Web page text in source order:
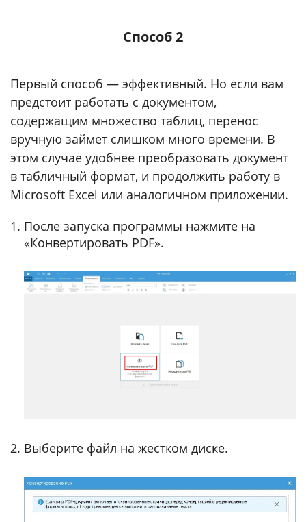
Способ 2
Первый способ — эффективный. Но если вам
предстоит работать с документом,
содержащим множество таблиц, перенос
вручную займет слишком много времени. В
этом случае удобнее преобразовать документ
в табличный формат, и продолжить работу в
Microsoft Excel или аналогичном приложении.
После запуска программы нажмите на
«Конвертировать PDF».
Выберите файл на жестком диске.